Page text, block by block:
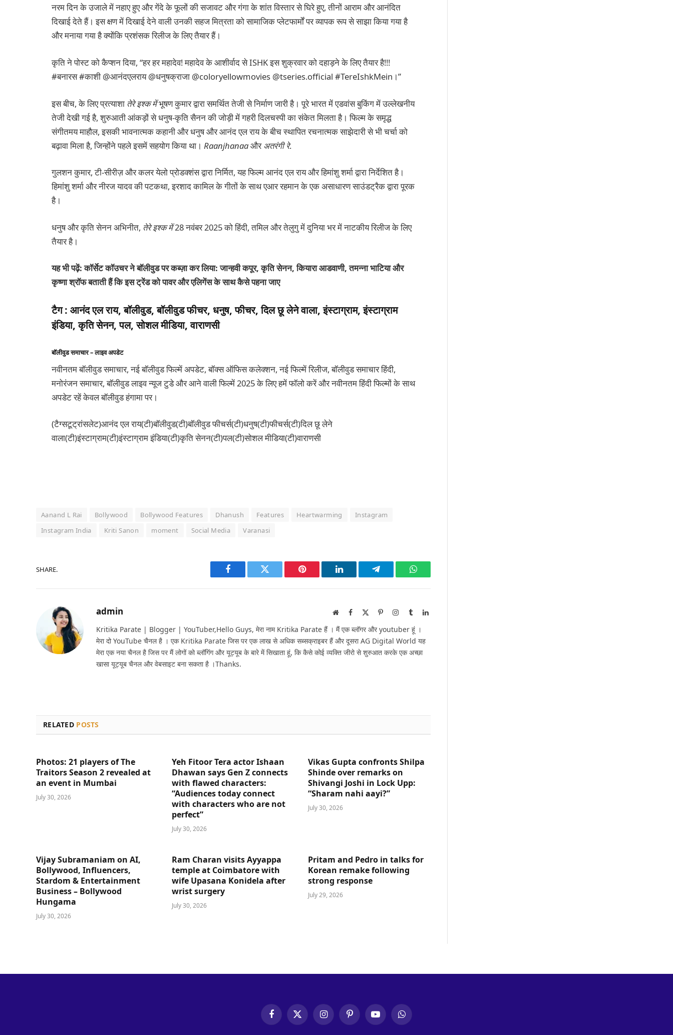
नरम दिन के उजाले में नहाए हुए और गेंदे के फूलों की सजावट और गंगा के शांत विस्तार से घिरे हुए, तीनों आराम और आनंदित
दिखाई देते हैं। इस क्षण में दिखाई देने वाली उनकी सहज मित्रता को सामाजिक प्लेटफार्मों पर व्यापक रूप से साझा किया गया है
और मनाया गया है क्योंकि प्रशंसक रिलीज के लिए तैयार हैं।
कृति ने पोस्ट को कैप्शन दिया, “हर हर महादेव! महादेव के आशीर्वाद से ISHK इस शुक्रवार को दहाड़ने के लिए तैयार है!!!
#बनारस #काशी @आनंदएलराय @धनुषक्राजा @coloryellowmovies @tseries.official #TereIshkMein।”
इस बीच, के लिए प्रत्याशा तेरे इश्क मेंभूषण कुमार द्वारा समर्थित तेजी से निर्माण जारी है। पूरे भारत में एडवांस बुकिंग में उल्लेखनीय
तेजी देखी गई है, शुरुआती आंकड़ों से धनुष-कृति सैनन की जोड़ी में गहरी दिलचस्पी का संकेत मिलता है। फिल्म के समृद्ध
संगीतमय माहौल, इसकी भावनात्मक कहानी और धनुष और आनंद एल राय के बीच स्थापित रचनात्मक साझेदारी से भी चर्चा को
बढ़ावा मिला है, जिन्होंने पहले इसमें सहयोग किया था। Raanjhanaaऔरअतरंगी रे.
गुलशन कुमार, टी-सीरीज़ और कलर येलो प्रोडक्शंस द्वारा निर्मित, यह फिल्म आनंद एल राय और हिमांशु शर्मा द्वारा निर्देशित है।
हिमांशु शर्मा और नीरज यादव की पटकथा, इरशाद कामिल के गीतों के साथ एआर रहमान के एक असाधारण साउंडट्रैक द्वारा पूरक
है।
धनुष और कृति सेनन अभिनीत, तेरे इश्क में28 नवंबर 2025 को हिंदी, तमिल और तेलुगु में दुनिया भर में नाटकीय रिलीज के लिए
तैयार है।
यह भी पढ़ें: कॉर्सेट कॉउचर ने बॉलीवुड पर कब्ज़ा कर लिया: जान्हवी कपूर, कृति सेनन, कियारा आडवाणी, तमन्ना भाटिया और
कृष्णा श्रॉफ बताती हैं कि इस ट्रेंड को पावर और एलिगेंस के साथ कैसे पहना जाए
टैग : आनंद एल राय, बॉलीवुड, बॉलीवुड फीचर, धनुष, फीचर, दिल छू लेने वाला, इंस्टाग्राम, इंस्टाग्राम
इंडिया, कृति सेनन, पल, सोशल मीडिया, वाराणसी
बॉलीवुड समाचार – लाइव अपडेट
नवीनतम बॉलीवुड समाचार, नई बॉलीवुड फिल्में अपडेट, बॉक्स ऑफिस कलेक्शन, नई फिल्में रिलीज, बॉलीवुड समाचार हिंदी,
मनोरंजन समाचार, बॉलीवुड लाइव न्यूज टुडे और आने वाली फिल्में 2025 के लिए हमें फॉलो करें और नवीनतम हिंदी फिल्मों के साथ
अपडेट रहें केवल बॉलीवुड हंगामा पर।
(टैग्सटूट्रांसलेट)आनंद एल राय(टी)बॉलीवुड(टी)बॉलीवुड फीचर्स(टी)धनुष(टी)फीचर्स(टी)दिल छू लेने
वाला(टी)इंस्टाग्राम(टी)इंस्टाग्राम इंडिया(टी)कृति सेनन(टी)पल(टी)सोशल मीडिया(टी)वाराणसी
Aanand L Rai Bollywood Bollywood Features Dhanush Features Heartwarming
Instagram
Instagram India
Kriti Sanon moment Social Media Varanasi
SHARE.
Facebook Twitter Pinterest LinkedIn Telegram WhatsApp
admin WebsiteFacebook PinterestInstagram
TumblrLinkedIn
Kritika Parate | Blogger | YouTuber,Hello Guys, मेरा नाम Kritika Parate हैं । मैं एक ब्लॉगर और youtuber हूं ।
मेरा दो YouTube चैनल है । एक Kritika Parate जिस पर एक लाख से अधिक सब्सक्राइबर हैं और दूसरा AG Digital World यह
मेरा एक नया चैनल है जिस पर मैं लोगों को ब्लॉगिंग और यूट्यूब के बारे में सिखाता हूं, कि कैसे कोई व्यक्ति जीरो से शुरुआत करके एक अच्छा
खासा यूट्यूब चैनल और वेबसाइट बना सकता है ।Thanks.
RELATED POSTS
Photos: 21 players of The
Traitors Season 2 revealed at
an event in Mumbai
July 30, 2026
Yeh Fitoor Tera actor Ishaan
Dhawan says Gen Z connects
with flawed characters:
“Audiences today connect
with characters who are not
perfect”
July 30, 2026
Vikas Gupta confronts Shilpa
Shinde over remarks on
Shivangi Joshi in Lock Upp:
“Sharam nahi aayi?”
July 30, 2026
Vijay Subramaniam on AI,
Bollywood, Influencers,
Stardom & Entertainment
Business – Bollywood
Hungama
July 30, 2026
Ram Charan visits Ayyappa
temple at Coimbatore with
wife Upasana Konidela after
wrist surgery
July 30, 2026
Pritam and Pedro in talks for
Korean remake following
strong response
July 29, 2026
FacebookX
(Twitter)
InstagramPinterestYouTubeWhatsApp